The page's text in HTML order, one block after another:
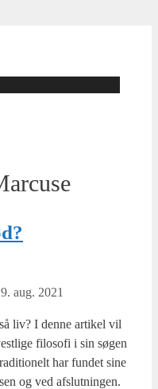
aug. 2021
liv? I den­ne arti­kel vil
filo­so­fi i sin søgen
har fun­det sine
og ved afslut­nin­gen.